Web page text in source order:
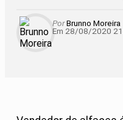
PorBrunno Moreira
Em 28/08/2020